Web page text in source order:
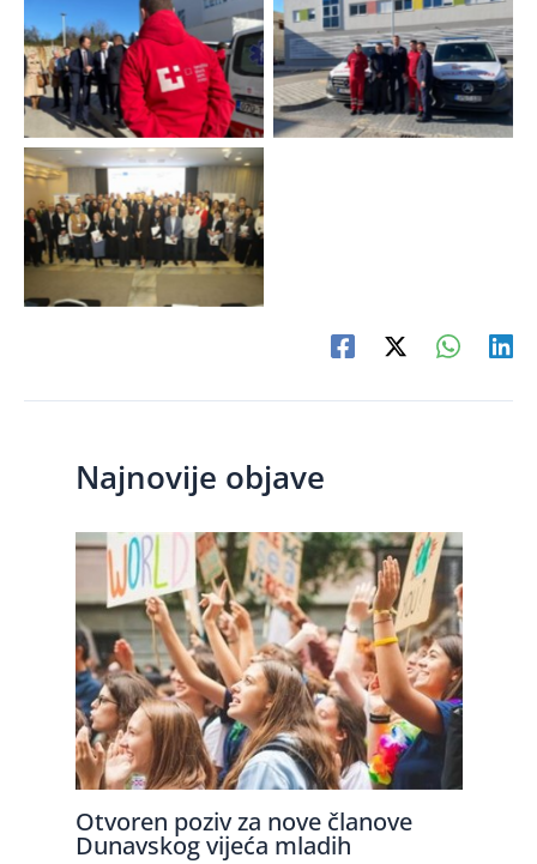
Najnovije objave
Otvoren poziv za nove članove
Dunavskog vijeća mladih